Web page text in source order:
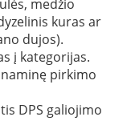
medžio
kuras ar
dujos).
į kategorijas.
pirkimo
DPS galiojimo